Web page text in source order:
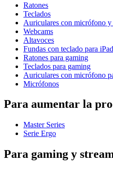
Ratones
Teclados
Auriculares con micrófono
Webcams
Altavoces
Fundas con teclado para iPad
Ratones para gaming
Teclados para gaming
Auriculares con micrófono
Micrófonos
Para aumentar la
Master Series
Serie Ergo
Para gaming y